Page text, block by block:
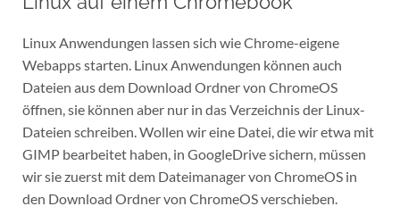
Linux Anwendungen lassen sich wie Chrome-eigene
Webapps starten. Linux Anwendungen können auch
Dateien aus dem Download Ordner von ChromeOS
öffnen, sie können aber nur in das Verzeichnis der Linux-
Dateien schreiben. Wollen wir eine Datei, die wir etwa mit
GIMP bearbeitet haben, in GoogleDrive sichern, müssen
wir sie zuerst mit dem Dateimanager von ChromeOS in
den Download Ordner von ChromeOS verschieben.